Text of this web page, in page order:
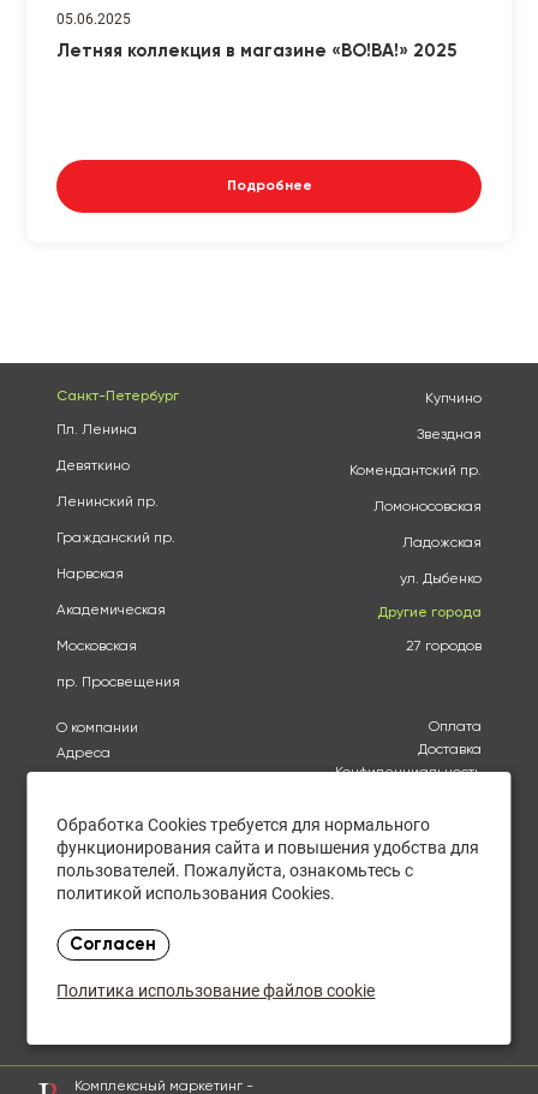
05.06.2025
Летняя коллекция в магазине «ВО!ВА!» 2025
Подробнее
Санкт-Петербург
Пл. Ленина
Девяткино
Ленинский пр.
Гражданский пр.
Нарвская
Академическая
Московская
пр. Просвещения
Купчино
Звездная
Комендантский пр.
Ломоносовская
Ладожская
ул. Дыбенко
Другие города
27 городов
О компании
Адреса
Акции
Купить оптом
Отзывы
Оплата
Доставка
Конфиденциальность
Согласие на обработку
персональных данных
Политика в отношении
обработки персональных
Комплексный маркетинг -
Обработка Cookies требуется для нормального
функционирования сайта и повышения удобства для
пользователей. Пожалуйста, ознакомьтесь с
политикой использования Cookies.
Согласен
Политика использование файлов cookie